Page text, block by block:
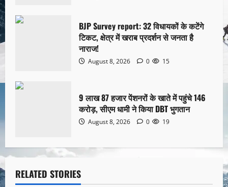
BJP Survey report: 32 विधायकों के कटेंगे
टिकट, क्षेत्र में खराब प्रदर्शन से जनता है
नाराज!
August 8, 2026 0 15
9 लाख 87 हजार पेंशनरों के खाते में पहुंचे 146
करोड़, सीएम धामी ने किया DBT भुगतान
August 8, 2026 0 19
RELATED STORIES